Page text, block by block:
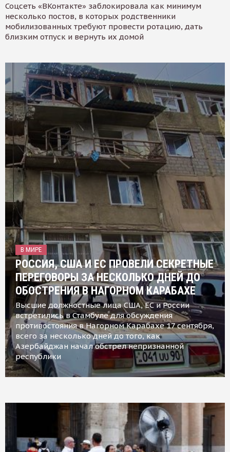
Соцсеть «ВКонтакте» заблокировала как минимум
несколько постов, в которых родственники
мобилизованных требуют провести ротацию, дать
близким отпуск и вернуть их домой
В МИРЕ
РОССИЯ, США И ЕС ПРОВЕЛИ СЕКРЕТНЫЕ
ПЕРЕГОВОРЫ ЗА НЕСКОЛЬКО ДНЕЙ ДО
ОБОСТРЕНИЯ В НАГОРНОМ КАРАБАХЕ
Высшие должностные лица США, ЕС и России
встретились в Стамбуле для обсуждения
противостояния в Нагорном Карабахе 17 сентября,
всего за несколько дней до того, как
Азербайджан начал обстрел непризнанной
республики